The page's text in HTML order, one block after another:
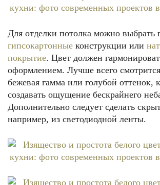
Для отделки потолка можно выбрать
гипсокартонные конструкции или
покрытие. Цвет должен
оформлением. Лучше всего
бежевая гамма или голубой оттенок,
создавать ощущение бескрайнего
Дополнительно следует сделать
например, из светодиодной ленты.